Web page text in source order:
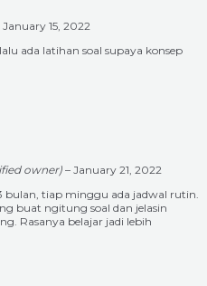
January 15, 2022
ada latihan soal supaya konsep
owner)– January 21, 2022
bulan, tiap minggu ada jadwal rutin.
buat ngitung soal dan jelasin
Rasanya belajar jadi lebih